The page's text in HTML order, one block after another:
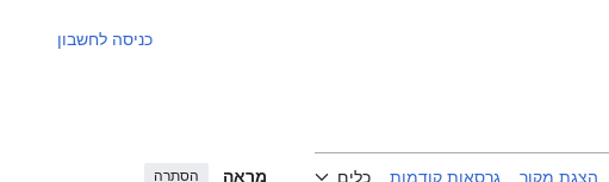
כניסה לחשבון
הצגת מקור גרסאות קודמות כלים מראה הסתרה